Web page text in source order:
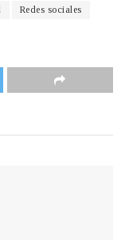
Redes sociales